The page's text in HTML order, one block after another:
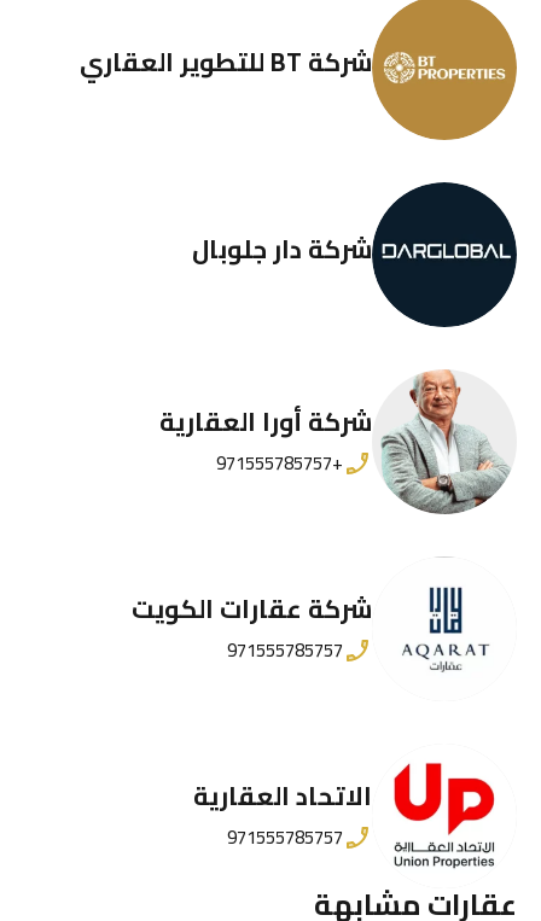
شركة BT للتطوير العقاري
شركة دار جلوبال
شركة أورا العقارية
+971555785757
شركة عقارات الكويت
971555785757
الاتحاد العقارية
971555785757
عقارات مشابهة